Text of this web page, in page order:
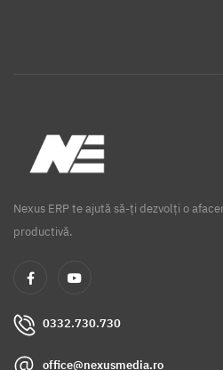
Nexus ERP te ajută să-ți dezvolți o
productivă.
0332.730.730
office@nexusmedia.ro